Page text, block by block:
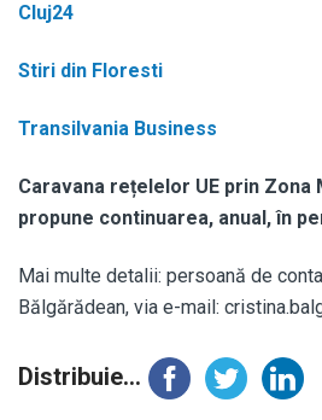
Cluj24
Stiri din Floresti
Transilvania Business
Caravana rețelelor UE prin Zona
propune continuarea, anual, în
Mai multe detalii: persoană de
Bălgărădean, via e-mail:
Distribuie...